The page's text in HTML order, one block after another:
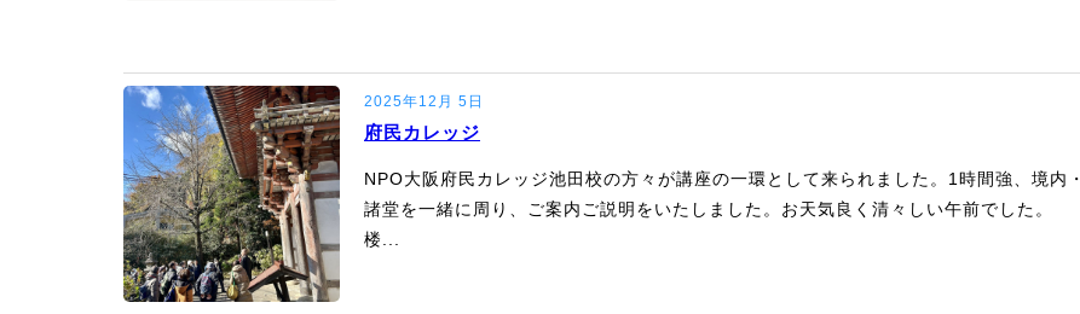
2025年12月 5日
府民カレッジ
NPO大阪府民カレッジ池田校の方々が講座の一環として来られました。1時間強、境内・
諸堂を一緒に周り、ご案内ご説明をいたしました。お天気良く清々しい午前でした。
楼...